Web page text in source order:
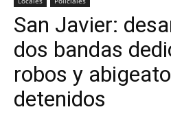
San Javier:
dos bandas
robos y
detenidos